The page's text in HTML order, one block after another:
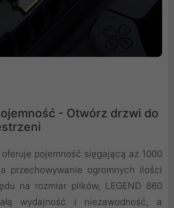
- Otwórz drzwi do
oferuje pojemność sięgającą aż 1000
przechowywanie ogromnych ilości
na rozmiar plików, LEGEND 860
wydajność i niezawodność, a